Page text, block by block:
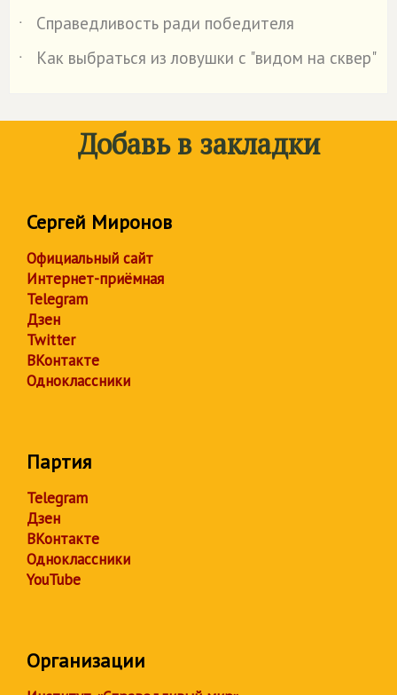
˙
Справедливость ради победителя
˙
Как выбраться из ловушки с "видом на сквер"
Добавь в закладки
Сергей Миронов
Официальный сайт
Интернет-приёмная
Telegram
Дзен
Twitter
ВКонтакте
Одноклассники
Партия
Telegram
Дзен
ВКонтакте
Одноклассники
YouTube
Организации